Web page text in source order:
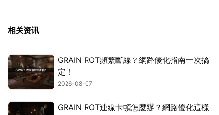
相关资讯
GRAIN ROT頻繁斷線？網路優化指南一次搞
定！
2026-08-07
GRAIN ROT連線卡頓怎麼辦？網路優化這樣